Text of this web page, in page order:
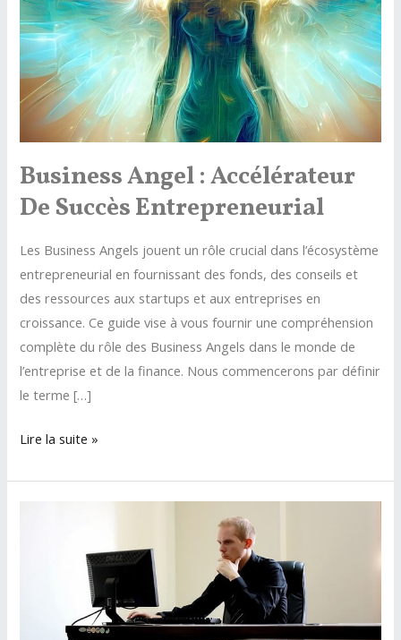
Business Angel : Accélérateur
De Succès Entrepreneurial
Les Business Angels jouent un rôle crucial dans l’écosystème
entrepreneurial en fournissant des fonds, des conseils et
des ressources aux startups et aux entreprises en
croissance. Ce guide vise à vous fournir une compréhension
complète du rôle des Business Angels dans le monde de
l’entreprise et de la finance. Nous commencerons par définir
le terme […]
Business
:
Entrepreneurial
Lire la suite »